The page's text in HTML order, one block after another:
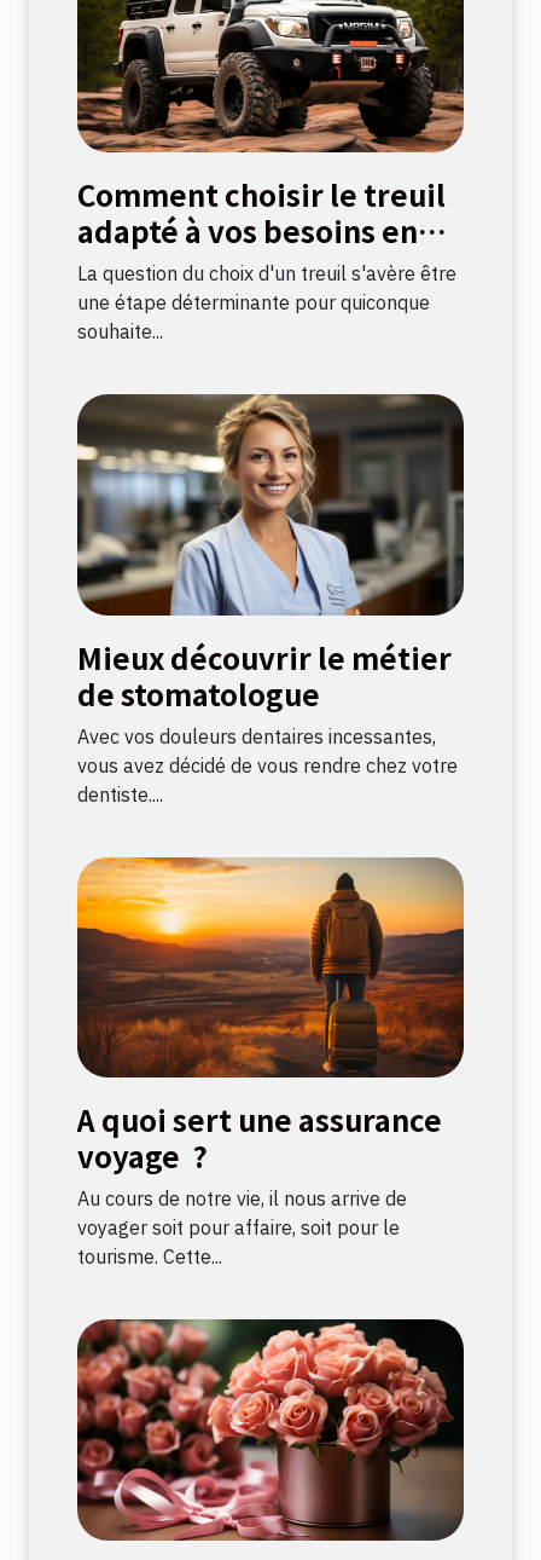
Comment choisir le treuil
adapté à vos besoins en
bricolage
La question du choix d'un treuil s'avère être
une étape déterminante pour quiconque
souhaite...
Mieux découvrir le métier
de stomatologue
Avec vos douleurs dentaires incessantes,
vous avez décidé de vous rendre chez votre
dentiste....
A quoi sert une assurance
voyage ?
Au cours de notre vie, il nous arrive de
voyager soit pour affaire, soit pour le
tourisme. Cette...